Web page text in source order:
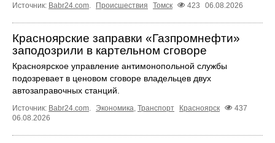
Источник: Babr24.com Происшествия Томск 423 06.08.2026
Красноярские заправки «Газпромнефти»
заподозрили в картельном сговоре
Красноярское управление антимонопольной службы
подозревает в ценовом сговоре владельцев двух
автозаправочных станций.
Источник: Babr24.com. Экономика, Транспорт Красноярск
437
06.08.2026